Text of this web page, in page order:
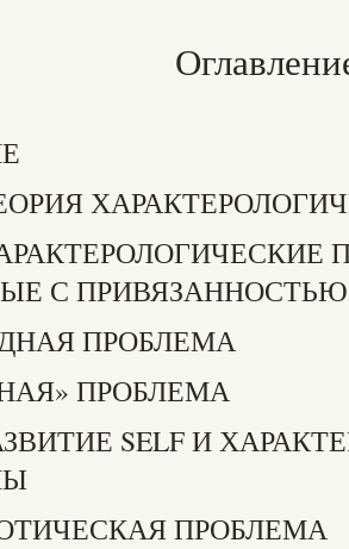
С ПРИВЯЗАННОСТЬЮ
ПРОБЛЕМА
ПРОБЛЕМА
SELF И
ПРОБЛЕМА